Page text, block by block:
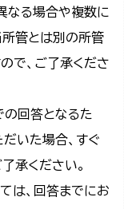
なる場合や複数に
所管とは別の所管
で、ご了承くださ
回答となるた
いた場合、すぐ
承ください。
は、回答までにお